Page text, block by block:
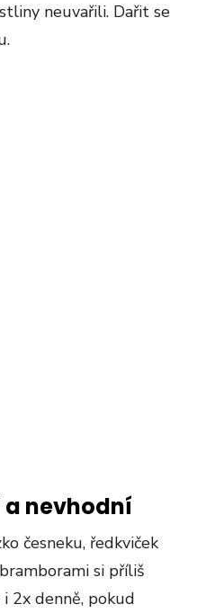
neuvařili. Dařit se
a nevhodní
česneku, ředkviček
si příliš
2x denně, pokud